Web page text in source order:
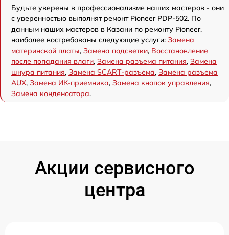
Будьте уверены в профессионализме наших мастеров - они
с уверенностью выполнят ремонт Pioneer PDP-502. По
данным наших мастеров в Казани по ремонту Pioneer,
наиболее востребованы следующие услуги: Замена
материнской платы, Замена подсветки, Восстановление
после попадания влаги, Замена разъема питания, Замена
шнура питания, Замена SCART-разъема, Замена разъема
AUX, Замена ИК-приемника, Замена кнопок управления,
Замена конденсатора.
Акции сервисного
центра